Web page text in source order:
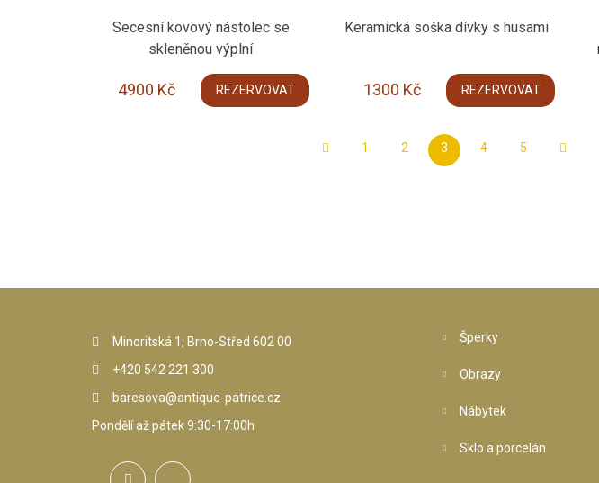
Secesní kovový nástolec se
skleněnou výplní
4900 Kč REZERVOVAT
Keramická soška dívky s husami
1300 Kč REZERVOVAT
1 2 3 4 5
Minoritská 1, Brno-Střed 602 00
+420 542 221 300
baresova@antique-patrice.cz
Pondělí až pátek 9:30-17:00h
Šperky
Obrazy
Nábytek
Sklo a porcelán